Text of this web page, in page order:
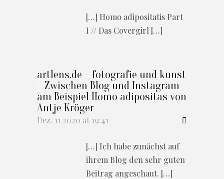
[…] Homo adipositatis Part
I // Das Covergirl […]
artlens.de – fotografie und kunst
– Zwischen Blog und Instagram
am Beispiel Homo adipositas von
Antje Kröger
Dez. 11 2020 at 19:41
[…] Ich habe zunächst auf
ihrem Blog den sehr guten
Beitrag angeschaut. […]